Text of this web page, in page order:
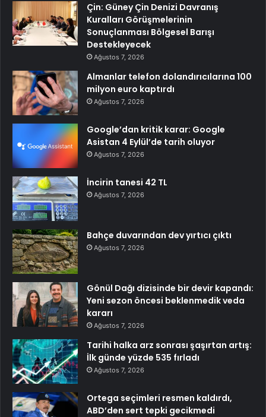
Çin: Güney Çin Denizi Davranış
Kuralları Görüşmelerinin
Sonuçlanması Bölgesel Barışı
Destekleyecek
Ağustos 7, 2026
Almanlar telefon dolandırıcılarına 100
milyon euro kaptırdı
Ağustos 7, 2026
Google’dan kritik karar: Google
Asistan 4 Eylül’de tarih oluyor
Ağustos 7, 2026
İncirin tanesi 42 TL
Ağustos 7, 2026
Bahçe duvarından dev yırtıcı çıktı
Ağustos 7, 2026
Gönül Dağı dizisinde bir devir kapandı:
Yeni sezon öncesi beklenmedik veda
kararı
Ağustos 7, 2026
Tarihi halka arz sonrası şaşırtan artış:
İlk günde yüzde 535 fırladı
Ağustos 7, 2026
Ortega seçimleri resmen kaldırdı,
ABD’den sert tepki gecikmedi